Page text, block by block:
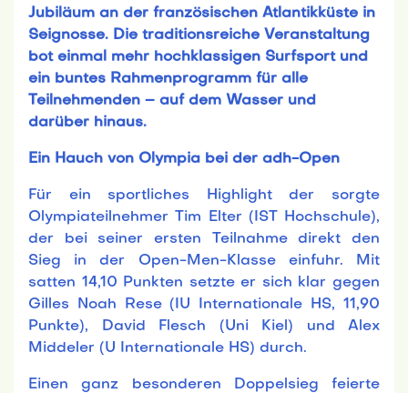
Jubiläum an der französischen Atlantikküste in
Seignosse. Die traditionsreiche Veranstaltung
bot einmal mehr hochklassigen Surfsport und
ein buntes Rahmenprogramm für alle
Teilnehmenden – auf dem Wasser und
darüber hinaus.
Ein Hauch von Olympia bei der adh-Open
Für ein sportliches Highlight der sorgte
Olympiateilnehmer Tim Elter (IST Hochschule),
der bei seiner ersten Teilnahme direkt den
Sieg in der Open-Men-Klasse einfuhr. Mit
satten 14,10 Punkten setzte er sich klar gegen
Gilles Noah Rese (IU Internationale HS, 11,90
Punkte), David Flesch (Uni Kiel) und Alex
Middeler (U Internationale HS) durch.
Einen ganz besonderen Doppelsieg feierte